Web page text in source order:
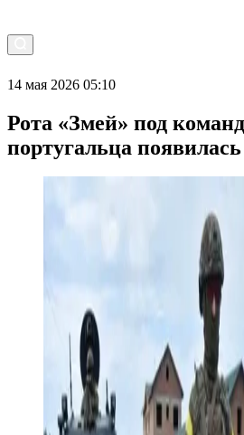
14 мая 2026 05:10
Рота «Змей» под
португальца